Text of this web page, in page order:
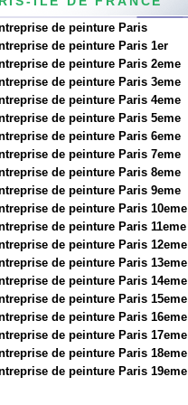
de peinture Paris
de peinture Paris 1er
de peinture Paris 2eme
de peinture Paris 3eme
de peinture Paris 4eme
de peinture Paris 5eme
de peinture Paris 6eme
de peinture Paris 7eme
de peinture Paris 8eme
de peinture Paris 9eme
de peinture Paris 10eme
de peinture Paris 11eme
de peinture Paris 12eme
de peinture Paris 13eme
de peinture Paris 14eme
de peinture Paris 15eme
de peinture Paris 16eme
de peinture Paris 17eme
de peinture Paris 18eme
de peinture Paris 19eme